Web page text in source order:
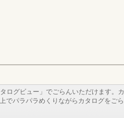
ログビュー」でごらんいただけます。カ
でパラパラめくりながらカタログをごら